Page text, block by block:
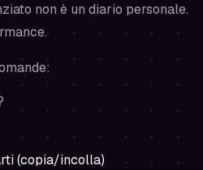
non è un diario personale.
(copia/incolla)